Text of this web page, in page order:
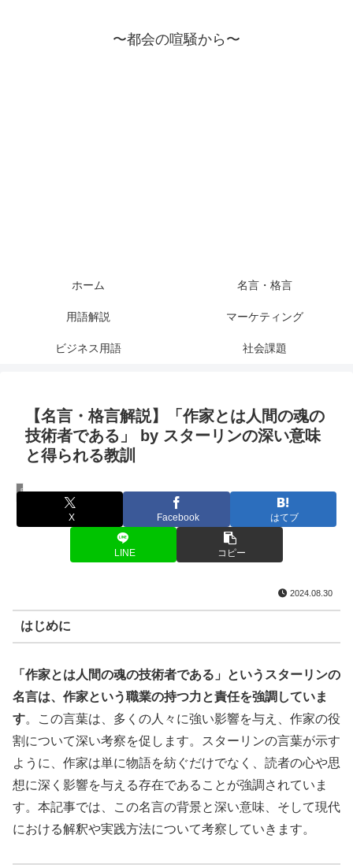
〜都会の喧騒から〜
ホーム 名言・格言
用語解説 マーケティング
ビジネス用語 社会課題
【名言・格言解説】「作家とは人間の魂の
技術者である」 by スターリンの深い意味
と得られる教訓
用語解説
X Facebook はてブ
LINE コピー
2024.08.30
はじめに
「作家とは人間の魂の技術者である」というスターリンの
名言は、作家という職業の持つ力と責任を強調していま
す。この言葉は、多くの人々に強い影響を与え、作家の役
割について深い考察を促します。スターリンの言葉が示す
ように、作家は単に物語を紡ぐだけでなく、読者の心や思
想に深く影響を与える存在であることが強調されていま
す。本記事では、この名言の背景と深い意味、そして現代
における解釈や実践方法について考察していきます。